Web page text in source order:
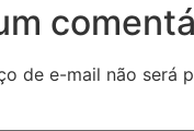
de e-mail não será